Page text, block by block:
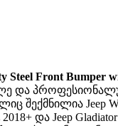
Steel Front Bumper
და
შექმნილია Jeep
2018+ და Jeep